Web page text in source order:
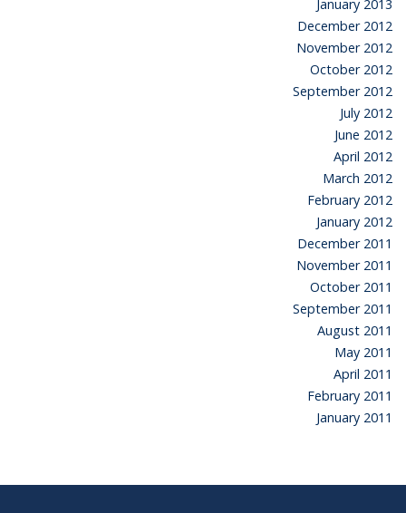
January 2013
December 2012
November 2012
October 2012
September 2012
July 2012
June 2012
April 2012
March 2012
February 2012
January 2012
December 2011
November 2011
October 2011
September 2011
August 2011
May 2011
April 2011
February 2011
January 2011